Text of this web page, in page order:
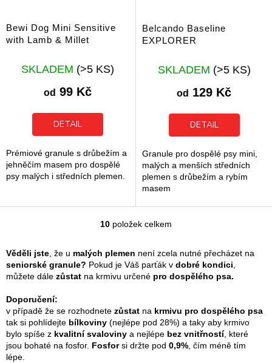
Bewi Dog Mini Sensitive
with Lamb & Millet
SKLADEM (>5 KS)
od 99 Kč
DETAIL
Prémiové granule s drůbežím a
jehněčím masem pro dospělé
psy malých i středních plemen.
Belcando Baseline
EXPLORER
SKLADEM (>5 KS)
od 129 Kč
DETAIL
Granule pro dospělé psy mini,
malých a menších středních
plemen s drůbežím a rybím
masem
O
l
á
d
í
p
r
v
10 položek celkem
Věděli jste , že u malých plemen není zcela nutné přecházet na
seniorské granule? Pokud je Váš parťák v dobré kondici
můžete dále zůstat na krmivu určené pro dospělého psa.
Doporučení:
v případě že se rozhodnete zůstat na krmivu pro dospělého psa
tak si pohlídejte bílkoviny (nejlépe pod 28%) a taky aby krmivo
bylo spíše z kvalitní svaloviny a nejlépe bez vnitřností, které
jsou bohaté na fosfor. Fosforsi držte pod 0,9% , čím méně tím
lépe.